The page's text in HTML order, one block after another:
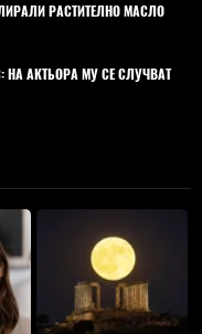
РАСТИТЕЛНО МАСЛО
НА АКТЬОРА МУ СЕ СЛУЧВАТ